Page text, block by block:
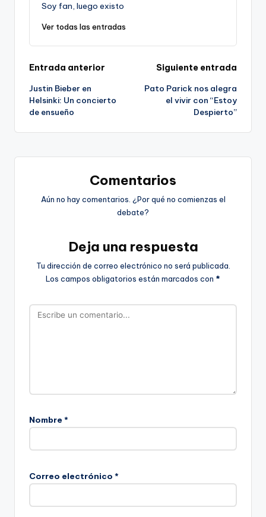
Soy fan, luego existo
Ver todas las entradas
Navegación
de
entradas
Entrada anterior
Justin Bieber en
Helsinki: Un concierto
de ensueño
Siguiente entrada
Pato Parick nos alegra
el vivir con “Estoy
Despierto”
Comentarios
Aún no hay comentarios. ¿Por qué no comienzas el
debate?
Deja una respuesta
Tu dirección de correo electrónico no será publicada.
Los campos obligatorios están marcados con *
Nombre *
Correo electrónico *